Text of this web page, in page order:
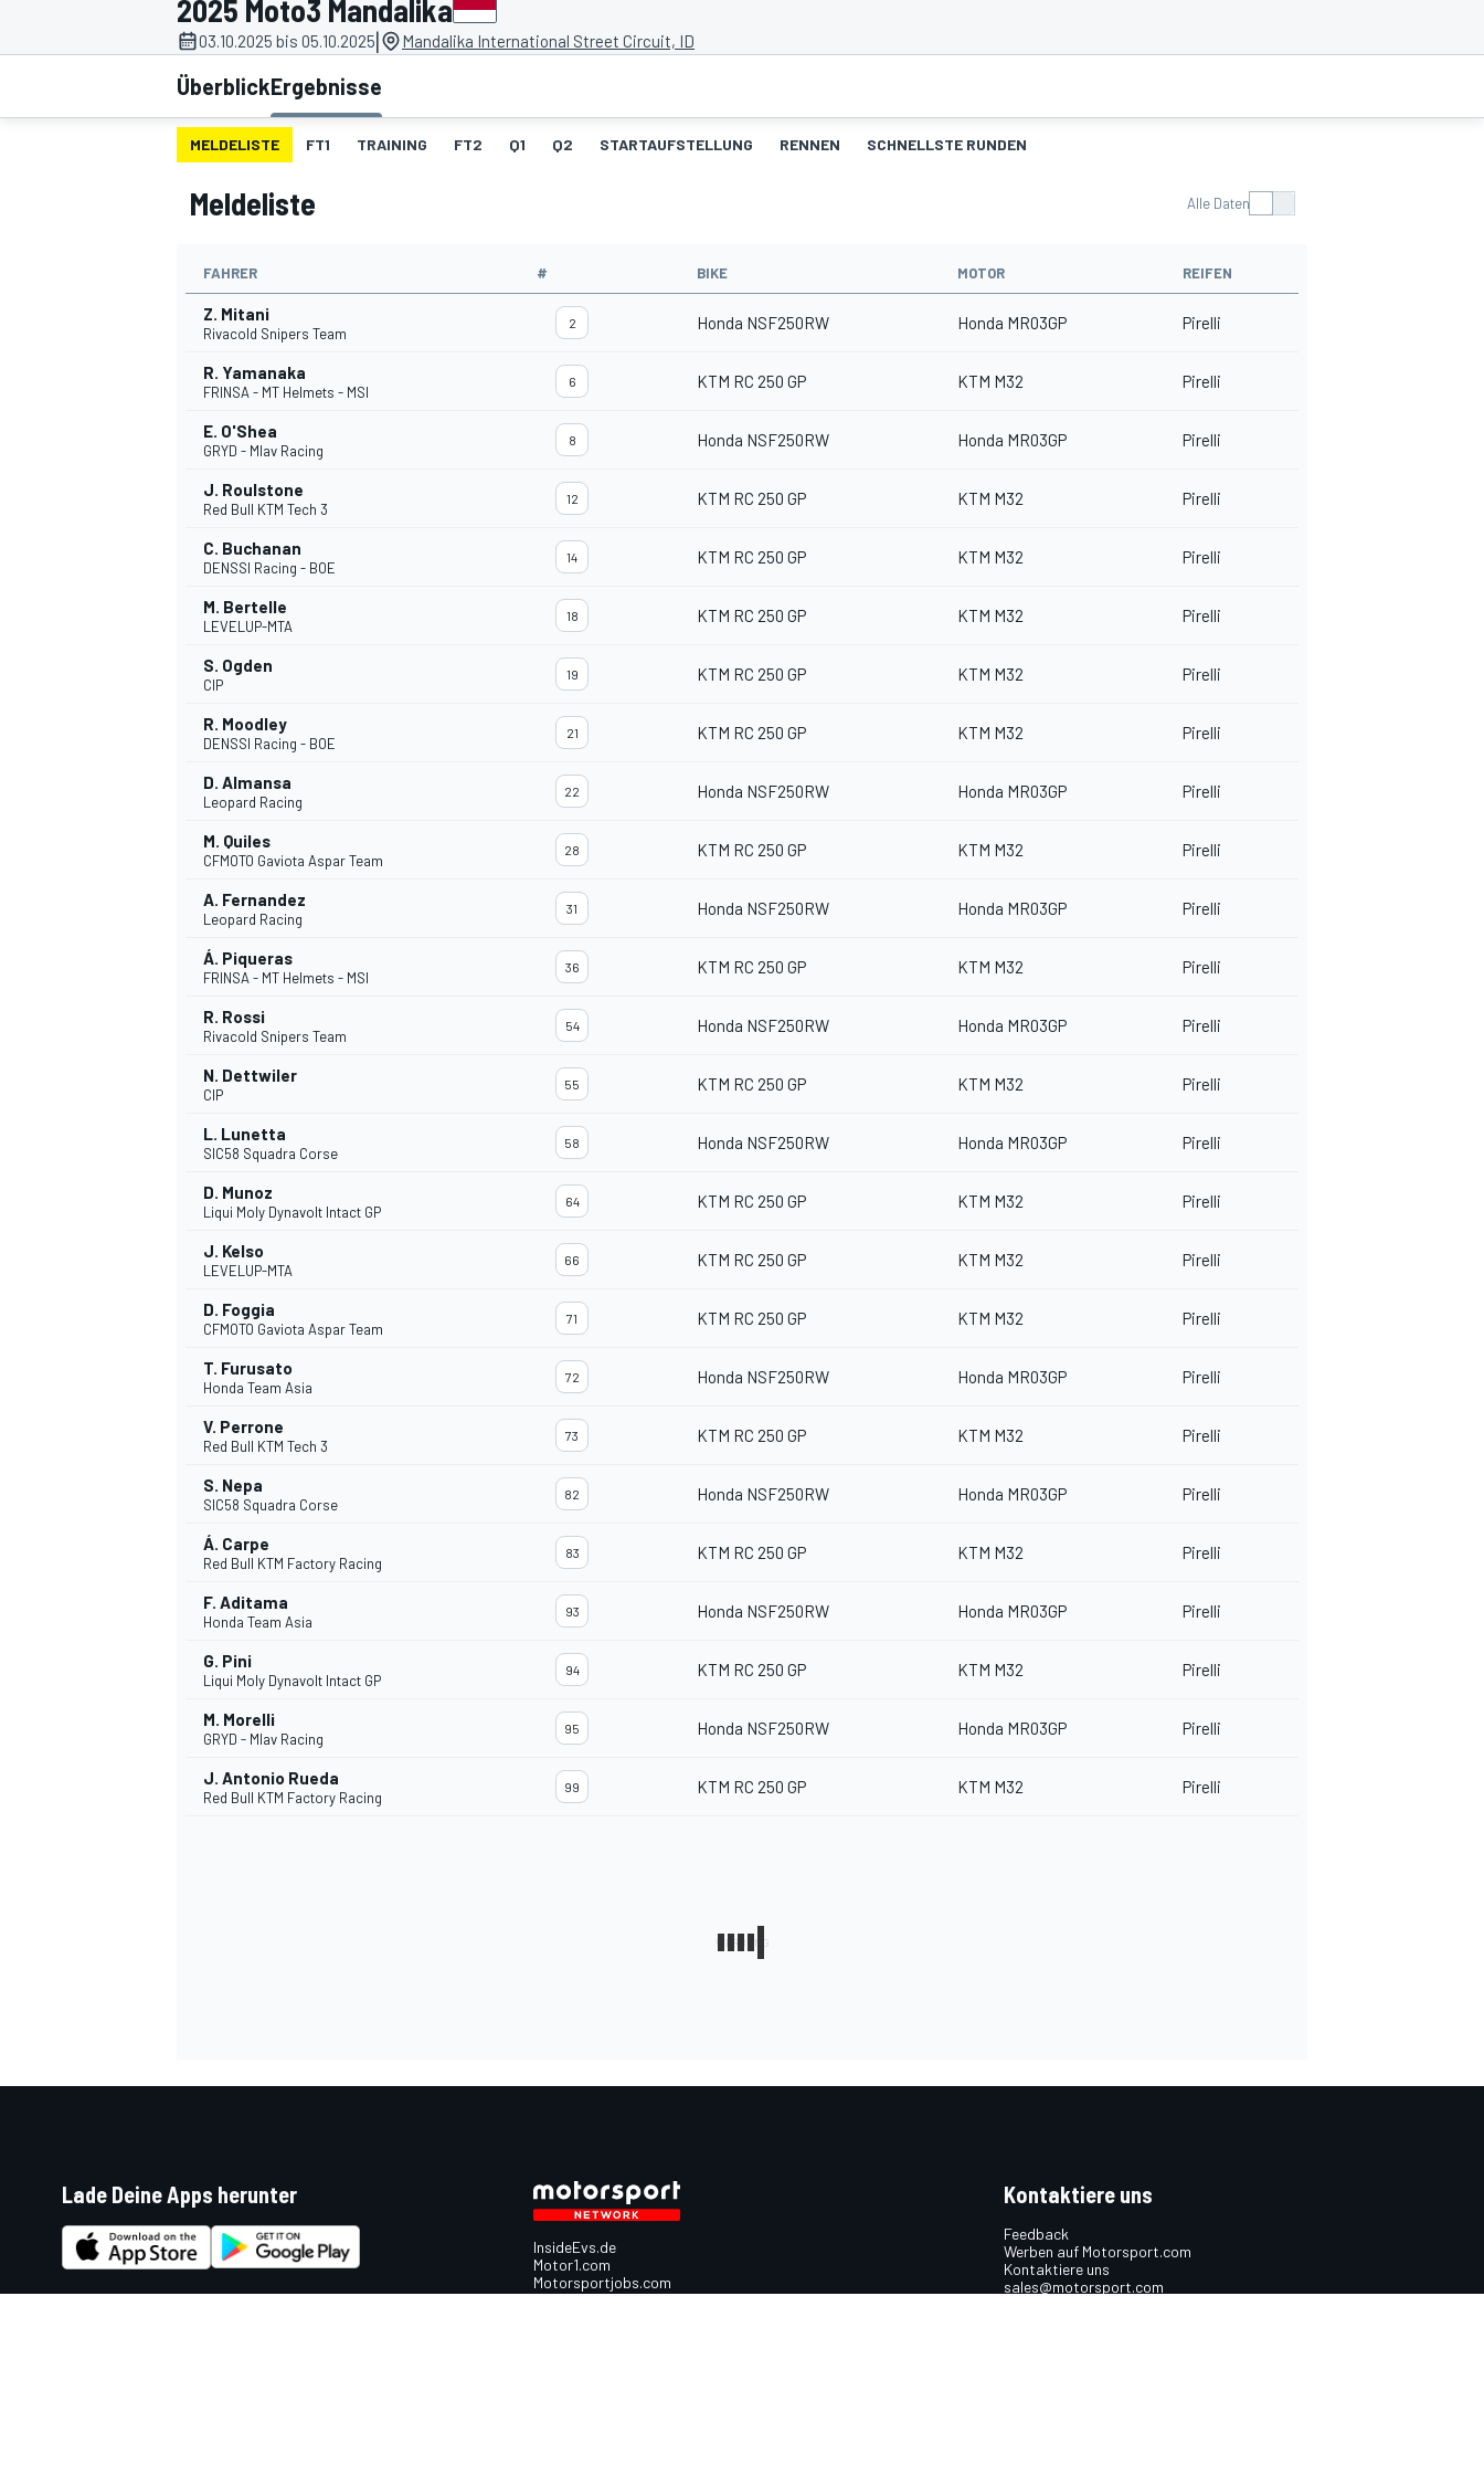
MOTOGP
SPORTWAGEN
2025 Moto3 Mandalika
03.10.2025 bis 05.10.2025| Mandalika International Street Circuit, ID
ÜberblickErgebnisse
MELDELISTE FT1 TRAINING FT2 Q1 Q2 STARTAUFSTELLUNG RENNEN SCHNELLSTE RUNDEN
Meldeliste Alle Daten
FAHRER # BIKE MOTOR REIFEN
Z. Mitani
Rivacold Snipers Team
2 Honda NSF250RW Honda MR03GP Pirelli
R. Yamanaka
FRINSA - MT Helmets - MSI
6 KTM RC 250 GP KTM M32 Pirelli
E. O'Shea
GRYD - Mlav Racing
8 Honda NSF250RW Honda MR03GP Pirelli
J. Roulstone
Red Bull KTM Tech 3
12 KTM RC 250 GP KTM M32 Pirelli
C. Buchanan
DENSSI Racing - BOE
14 KTM RC 250 GP KTM M32 Pirelli
M. Bertelle
LEVELUP-MTA
18 KTM RC 250 GP KTM M32 Pirelli
S. Ogden
CIP
19 KTM RC 250 GP KTM M32 Pirelli
R. Moodley
DENSSI Racing - BOE
21 KTM RC 250 GP KTM M32 Pirelli
D. Almansa
Leopard Racing
22 Honda NSF250RW Honda MR03GP Pirelli
M. Quiles
CFMOTO Gaviota Aspar Team
28 KTM RC 250 GP KTM M32 Pirelli
A. Fernandez
Leopard Racing
31 Honda NSF250RW Honda MR03GP Pirelli
Á. Piqueras
FRINSA - MT Helmets - MSI
36 KTM RC 250 GP KTM M32 Pirelli
R. Rossi
Rivacold Snipers Team
54 Honda NSF250RW Honda MR03GP Pirelli
N. Dettwiler
CIP
55 KTM RC 250 GP KTM M32 Pirelli
L. Lunetta
SIC58 Squadra Corse
58 Honda NSF250RW Honda MR03GP Pirelli
D. Munoz
Liqui Moly Dynavolt Intact GP
64 KTM RC 250 GP KTM M32 Pirelli
J. Kelso
LEVELUP-MTA
66 KTM RC 250 GP KTM M32 Pirelli
D. Foggia
CFMOTO Gaviota Aspar Team
71 KTM RC 250 GP KTM M32 Pirelli
T. Furusato
Honda Team Asia
72 Honda NSF250RW Honda MR03GP Pirelli
V. Perrone
Red Bull KTM Tech 3
73 KTM RC 250 GP KTM M32 Pirelli
S. Nepa
SIC58 Squadra Corse
82 Honda NSF250RW Honda MR03GP Pirelli
Á. Carpe
Red Bull KTM Factory Racing
83 KTM RC 250 GP KTM M32 Pirelli
F. Aditama
Honda Team Asia
93 Honda NSF250RW Honda MR03GP Pirelli
G. Pini
Liqui Moly Dynavolt Intact GP
94 KTM RC 250 GP KTM M32 Pirelli
M. Morelli
GRYD - Mlav Racing
95 Honda NSF250RW Honda MR03GP Pirelli
J. Antonio Rueda
Red Bull KTM Factory Racing
99 KTM RC 250 GP KTM M32 Pirelli
Lade Deine Apps herunter
InsideEvs.de
Motor1.com
Motorsportjobs.com
Autosport.com
Kontaktiere uns
Feedback
Werben auf Motorsport.com
Kontaktiere uns
sales@motorsport.com